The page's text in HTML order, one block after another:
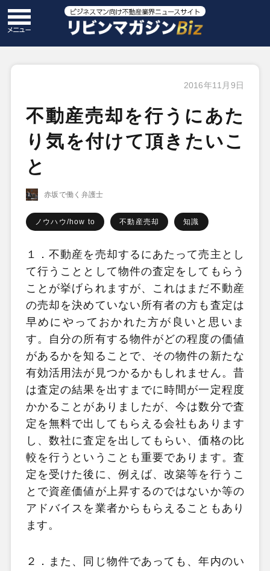
2016年11月9日
不動産売却を行うにあた
り気を付けて頂きたいこ
と
赤坂で働く弁護士
ノウハウ/how to 不動産売却 知識
１．不動産を売却するにあたって売主とし
て行うこととして物件の査定をしてもらう
ことが挙げられますが、これはまだ不動産
の売却を決めていない所有者の方も査定は
早めにやっておかれた方が良いと思いま
す。自分の所有する物件がどの程度の価値
があるかを知ることで、その物件の新たな
有効活用法が見つかるかもしれません。昔
は査定の結果を出すまでに時間が一定程度
かかることがありましたが、今は数分で査
定を無料で出してもらえる会社もあります
し、数社に査定を出してもらい、価格の比
較を行うということも重要であります。査
定を受けた後に、例えば、改築等を行うこ
とで資産価値が上昇するのではないか等の
アドバイスを業者からもらえることもあり
ます。
２．また、同じ物件であっても、年内のい